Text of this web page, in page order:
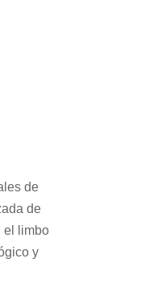
de
de
el limbo
y